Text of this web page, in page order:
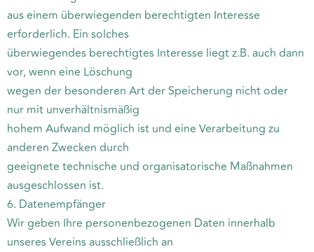
aus einem überwiegenden berechtigten Interesse
erforderlich. Ein solches
überwiegendes berechtigtes Interesse liegt z.B. auch dann
vor, wenn eine Löschung
wegen der besonderen Art der Speicherung nicht oder
nur mit unverhältnismäßig
hohem Aufwand möglich ist und eine Verarbeitung zu
anderen Zwecken durch
geeignete technische und organisatorische Maßnahmen
ausgeschlossen ist.
6. Datenempfänger
Wir geben Ihre personenbezogenen Daten innerhalb
unseres Vereins ausschließlich an